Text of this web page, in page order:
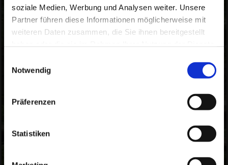
soziale Medien, Werbung und Analysen weiter. Unsere
Partner führen diese Informationen möglicherweise mit
weiteren Daten zusammen, die Sie ihnen bereitgestellt
Notwendig
Präferenzen
Statistiken